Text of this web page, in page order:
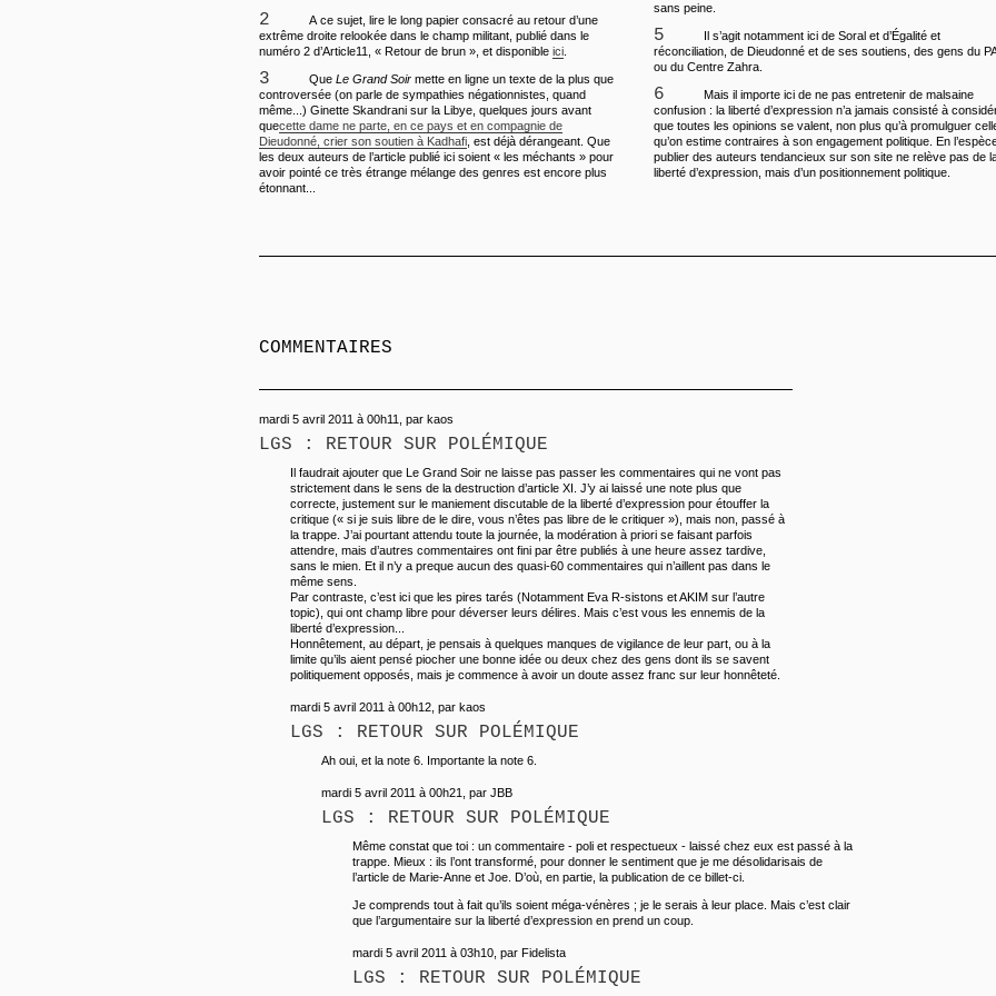
2
A ce sujet, lire le long papier consacré au retour d’une
extrême droite relookée dans le champ militant, publié dans le
numéro 2 d’Article11, « Retour de brun », et disponible ici
3 Que Le Grand Soir mette en ligne un texte de la plus que
controversée (on parle de sympathies négationnistes, quand
même...) Ginette Skandrani sur la Libye, quelques jours avant
quecette dame ne parte, en ce pays et en compagnie de
Dieudonné, crier son soutien à Kadhafi , est déjà dérangeant. Que
les deux auteurs de l’article publié ici soient « les méchants » pour
avoir pointé ce très étrange mélange des genres est encore plus
étonnant...
sans peine.
5
Il s’agit notamment ici de Soral et d’Égalité et
réconciliation, de Dieudonné et de ses soutiens, des gens du
ou du Centre Zahra.
6
Mais il importe ici de ne pas entretenir de malsaine
confusion : la liberté d’expression n’a jamais consisté à
que toutes les opinions se valent, non plus qu’à promulguer
qu’on estime contraires à son engagement politique. En
publier des auteurs tendancieux sur son site ne relève pas de
liberté d’expression, mais d’un positionnement politique.
COMMENTAIRES
mardi 5 avril 2011 à 00h11, par kaos
LGS : RETOUR SUR POLÉMIQUE
Il faudrait ajouter que Le Grand Soir ne laisse pas passer les commentaires qui ne vont pas
strictement dans le sens de la destruction d’article XI. J’y ai laissé une note plus que
correcte, justement sur le maniement discutable de la liberté d’expression pour étouffer la
critique (« si je suis libre de le dire, vous n’êtes pas libre de le critiquer »), mais non, passé à
la trappe. J’ai pourtant attendu toute la journée, la modération à priori se faisant parfois
attendre, mais d’autres commentaires ont fini par être publiés à une heure assez tardive,
sans le mien. Et il n’y a preque aucun des quasi-60 commentaires qui n’aillent pas dans le
même sens.
Par contraste, c’est ici que les pires tarés (Notamment Eva R-sistons et AKIM sur l’autre
topic), qui ont champ libre pour déverser leurs délires. Mais c’est vous les ennemis de la
liberté d’expression...
Honnêtement, au départ, je pensais à quelques manques de vigilance de leur part, ou à la
limite qu’ils aient pensé piocher une bonne idée ou deux chez des gens dont ils se savent
politiquement opposés, mais je commence à avoir un doute assez franc sur leur honnêteté.
mardi 5 avril 2011 à 00h12, par kaos
LGS : RETOUR SUR POLÉMIQUE
Ah oui, et la note 6. Importante la note 6.
mardi 5 avril 2011 à 00h21, par JBB
LGS : RETOUR SUR POLÉMIQUE
Même constat que toi : un commentaire - poli et respectueux - laissé chez eux est passé à la
trappe. Mieux : ils l’ont transformé, pour donner le sentiment que je me désolidarisais de
l’article de Marie-Anne et Joe. D’où, en partie, la publication de ce billet-ci.
Je comprends tout à fait qu’ils soient méga-vénères ; je le serais à leur place. Mais c’est clair
que l’argumentaire sur la liberté d’expression en prend un coup.
mardi 5 avril 2011 à 03h10, par Fidelista
LGS : RETOUR SUR POLÉMIQUE